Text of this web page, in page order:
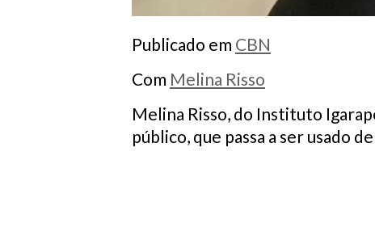
Publicado em CBN
Com Melina Risso
Melina Risso, do Instituto
público, que passa a ser usado